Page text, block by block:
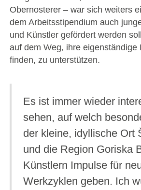
Obernosterer – war sich weiters
dem Arbeitsstipendium auch
und Künstler gefördert werden
auf dem Weg, ihre eigenständige
finden, zu unterstützen.
Es ist immer wieder
sehen, auf welch
der kleine, idyllische Ort
und die Region Goriska
Künstlern Impulse für
Werkzyklen geben. Ich